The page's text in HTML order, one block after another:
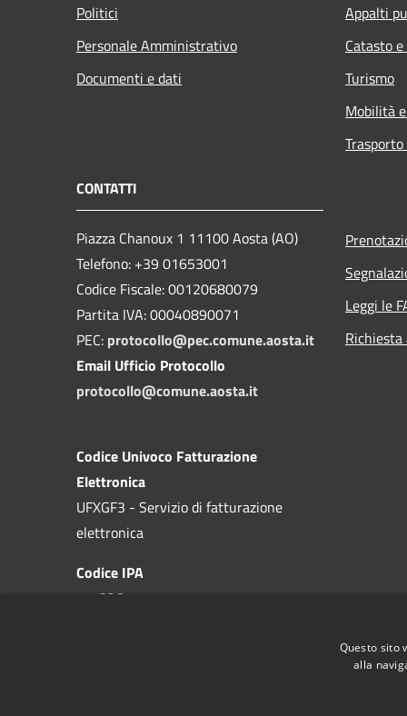
Politici
Personale Amministrativo
Documenti e dati
Appalti
Catasto
Turismo
Mobilità
CONTATTI
Piazza Chanoux 1 11100 Aosta (AO)
Telefono: +39 01653001
Codice Fiscale: 00120680079
Partita IVA: 00040890071
PEC: protocollo@pec.comune.aosta.it
Email Ufficio Protocollo
protocollo@comune.aosta.it
Codice Univoco Fatturazione
Elettronica
UFXGF3 - Servizio di fatturazione
elettronica
Codice IPA
c_a326
Leggi le
Questo sito
alla